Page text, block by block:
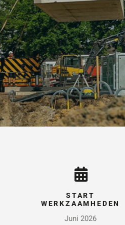
Vraag of opmerking*
Wat is 5 + 5?*
START
WERKZAAMHEDEN
Juni 2026